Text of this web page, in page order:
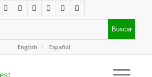
English Español